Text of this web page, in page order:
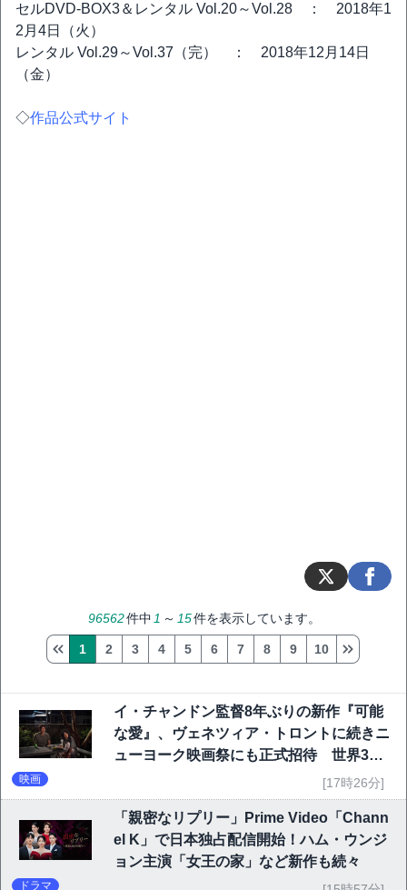
セルDVD-BOX3＆レンタル Vol.20～Vol.28 ： 2018年1
2月4日（火）
レンタル Vol.29～Vol.37（完） ： 2018年12月14日
（金）
◇作品公式サイト
96562件中 1 ～ 15件を表示しています。
1 2 3 4 5 6 7 8 9 10
イ・チャンドン監督8年ぶりの新作『可能
な愛』、ヴェネツィア・トロントに続きニ
ューヨーク映画祭にも正式招待 世界3大
映画 [17時26分]
「親密なリプリー」Prime Video「Chann
el K」で日本独占配信開始！ハム・ウンジ
ョン主演「女王の家」など新作も続々
ドラマ